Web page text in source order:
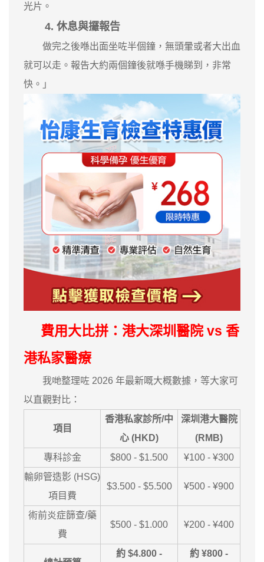
光片。
4. 休息與攞報告
做完之後喺出面坐咗半個鐘，無頭暈或者大出血
就可以走。報告大約兩個鐘後就喺手機睇到，非常
快。」
費用大比拼：港大深圳醫院 vs 香
港私家醫療
我哋整理咗 2026 年最新嘅大概數據，等大家可
以直觀對比：
項目
香港私家診所/中
心 (HKD)
深圳港大醫院
(RMB)
專科診金
$800 - $1.500
¥100 - ¥300
輸卵管造影 (HSG)
項目費
$3.500 - $5.500 ¥500 - ¥900
術前炎症篩查/藥
費
$500 - $1.000 ¥200 - ¥400
約 $4.800 - 約 ¥800 -